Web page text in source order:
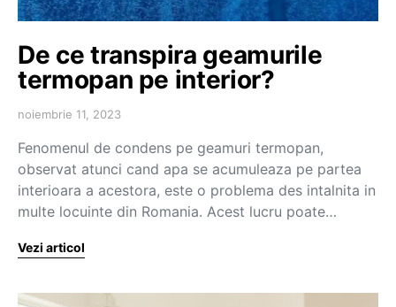
De ce transpira geamurile
termopan pe interior?
noiembrie 11, 2023
Fenomenul de condens pe geamuri termopan,
observat atunci cand apa se acumuleaza pe partea
interioara a acestora, este o problema des intalnita in
multe locuinte din Romania. Acest lucru poate…
Vezi articol